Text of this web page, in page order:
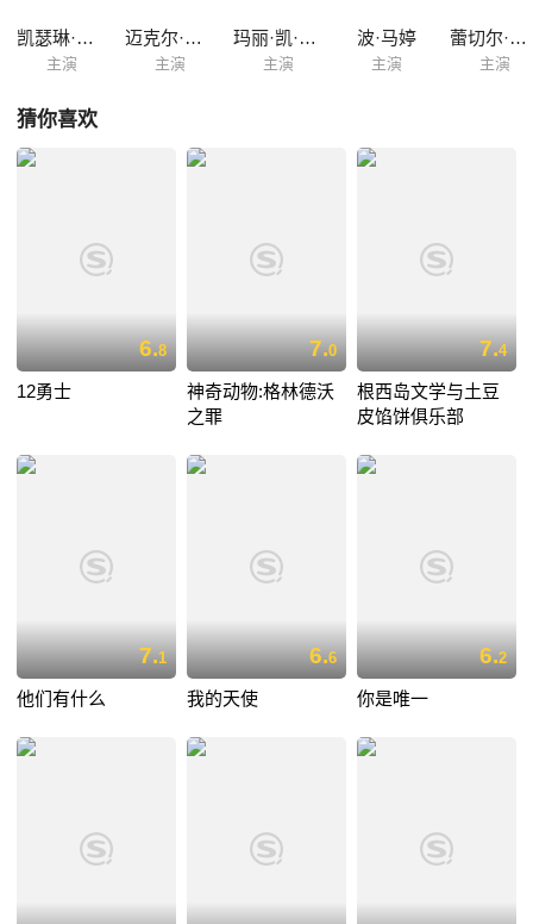
凯瑟琳·沃特斯顿
主演
迈克尔·珊农
主演
玛丽·凯·普莱斯
主演
波·马婷
主演
蕾切尔·威尔森
主演
猜你喜欢
6.8
12勇士
7.0
神奇动物:格林德沃
之罪
7.4
根西岛文学与土豆
皮馅饼俱乐部
7.1
他们有什么
6.6
我的天使
6.2
你是唯一